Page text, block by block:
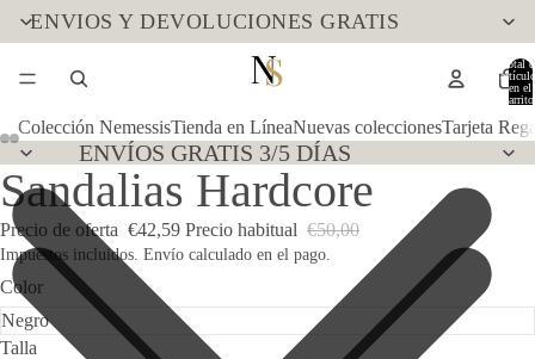
ENVIOS Y DEVOLUCIONES GRATIS
Total
en el
Colección NemessisTienda en LíneaNuevas coleccionesTarjeta
ENVÍOS GRATIS 3/5 DÍAS
Sandalias Hardcore
Precio de oferta €42,59 Precio habitual €50,00
Impuestos incluidos. Envío calculado en el pago.
Color
Talla